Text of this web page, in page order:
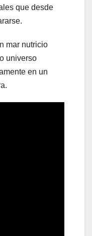
que desde
mar nutricio
universo
en un